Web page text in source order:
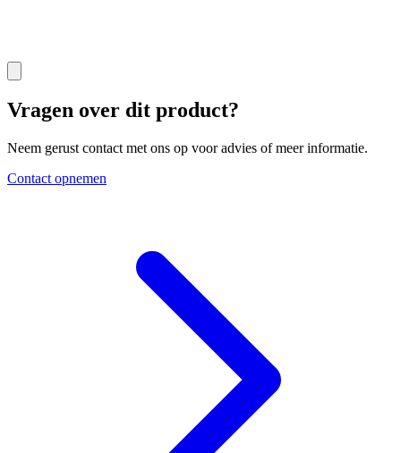
Vragen over dit product?
Neem gerust contact met ons op voor advies of meer informatie.
Contact opnemen